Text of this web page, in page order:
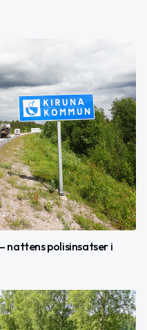
nattens polisinsatser i